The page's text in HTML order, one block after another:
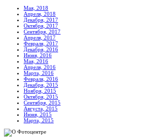
Мая, 2018
Апреля, 2018
Декабря, 2017
Октября, 2017
Сентября, 2017
Апреля, 2017
Февраля, 2017
Декабря, 2016
Июня, 2016
Мая, 2016
Апреля, 2016
Марта, 2016
Февраля, 2016
Декабря, 2015
Ноября, 2015
Октября, 2015
Сентября, 2015
Августа, 2015
Июня, 2015
Марта, 2015